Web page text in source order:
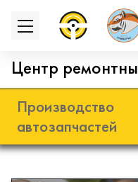
Центр
Производство
автозапчастей